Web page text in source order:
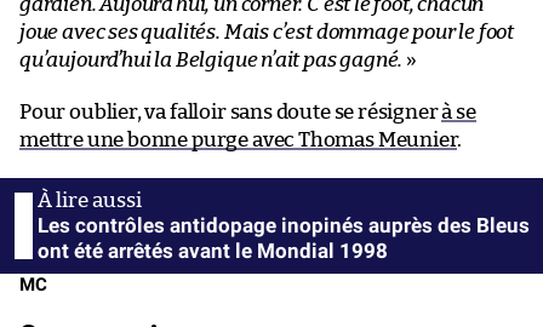
gardien. Aujourd’hui, un corner. C’est le foot, chacun
joue avec ses qualités. Mais c’est dommage pour le foot
qu’aujourd’hui la Belgique n’ait pas gagné. »
Pour oublier, va falloir sans doute se résignerà se
mettre une bonne purge avec Thomas Meunier.
Les contrôles antidopage inopinés auprès des Bleus
ont été arrêtés avant le Mondial 1998
MC